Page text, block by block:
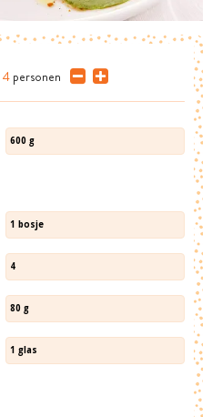
4 personen
600 g
1 bosje
4
80 g
1 glas